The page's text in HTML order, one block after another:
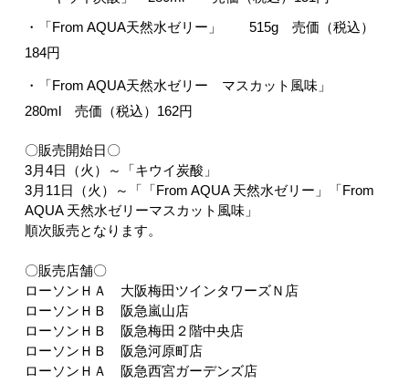
・ 「From AQUA天然水ゼリー」515g 売価（税込）
184円
・
「From AQUA天然水ゼリー マスカット風味」
280ml 売価（税込）162円
〇販売開始日〇
3月4日（火 ）～
「キウイ炭酸」
3月11日（火）～
「「From AQUA 天然水ゼリー」「From
AQUA 天然水ゼリーマスカット風味」
順次販売となります。
〇販売店舗〇
ローソンＨＡ 大阪梅田ツインタワーズＮ店
ローソンＨＢ 阪急嵐山店
ローソンＨＢ 阪急梅田２階中央店
ローソンＨＢ 阪急河原町店
ローソンＨＡ 阪急西宮ガーデンズ店